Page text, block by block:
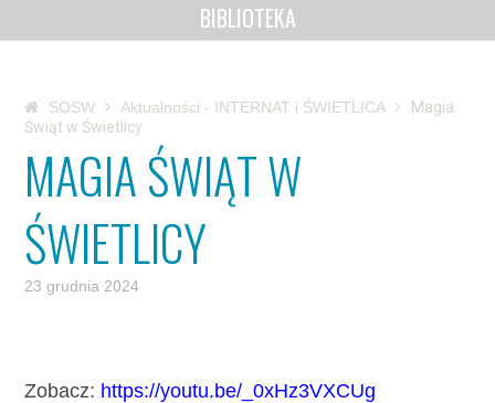
BIBLIOTEKA
SOSW Aktualności - INTERNAT i ŚWIETLICA
Magia
Świąt w Świetlicy
MAGIA ŚWIĄT W
ŚWIETLICY
23 grudnia 2024
Zobacz: https://youtu.be/_0xHz3VXCUg